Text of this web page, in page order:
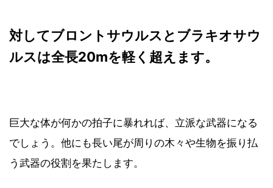
対してブロントサウルスとブラキオサウ
ルスは全長20mを軽く超えます。
巨大な体が何かの拍子に暴れれば、立派な武器になる
でしょう。他にも長い尾が周りの木々や生物を振り払
う武器の役割を果たします。